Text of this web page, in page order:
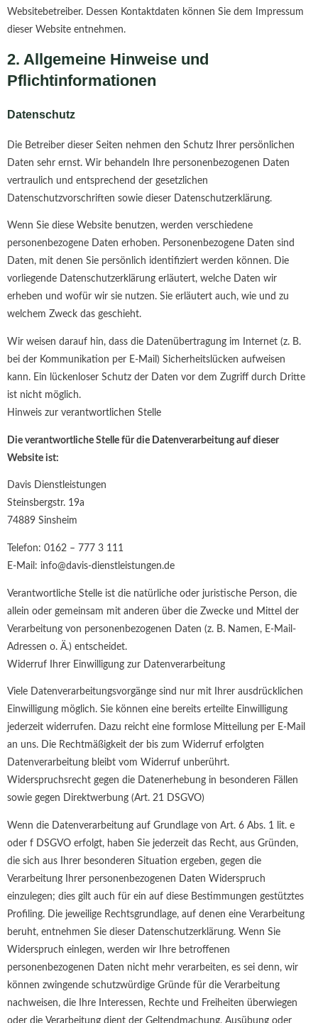
Websitebetreiber. Dessen Kontaktdaten können Sie dem Impressum
dieser Website entnehmen.
2. Allgemeine Hinweise und
Pflichtinformationen
Datenschutz
Die Betreiber dieser Seiten nehmen den Schutz Ihrer persönlichen
Daten sehr ernst. Wir behandeln Ihre personenbezogenen Daten
vertraulich und entsprechend der gesetzlichen
Datenschutzvorschriften sowie dieser Datenschutzerklärung.
Wenn Sie diese Website benutzen, werden verschiedene
personenbezogene Daten erhoben. Personenbezogene Daten sind
Daten, mit denen Sie persönlich identifiziert werden können. Die
vorliegende Datenschutzerklärung erläutert, welche Daten wir
erheben und wofür wir sie nutzen. Sie erläutert auch, wie und zu
welchem Zweck das geschieht.
Wir weisen darauf hin, dass die Datenübertragung im Internet (z. B.
bei der Kommunikation per E-Mail) Sicherheitslücken aufweisen
kann. Ein lückenloser Schutz der Daten vor dem Zugriff durch Dritte
ist nicht möglich.
Hinweis zur verantwortlichen Stelle
Die verantwortliche Stelle für die Datenverarbeitung auf dieser
Website ist:
Davis Dienstleistungen
Steinsbergstr. 19a
74889 Sinsheim
Telefon: 0162 – 777 3 111
E-Mail: info@davis-dienstleistungen.de
Verantwortliche Stelle ist die natürliche oder juristische Person, die
allein oder gemeinsam mit anderen über die Zwecke und Mittel der
Verarbeitung von personenbezogenen Daten (z. B. Namen, E-Mail-
Adressen o. Ä.) entscheidet.
Widerruf Ihrer Einwilligung zur Datenverarbeitung
Viele Datenverarbeitungsvorgänge sind nur mit Ihrer ausdrücklichen
Einwilligung möglich. Sie können eine bereits erteilte Einwilligung
jederzeit widerrufen. Dazu reicht eine formlose Mitteilung per E-Mail
an uns. Die Rechtmäßigkeit der bis zum Widerruf erfolgten
Datenverarbeitung bleibt vom Widerruf unberührt.
Widerspruchsrecht gegen die Datenerhebung in besonderen Fällen
sowie gegen Direktwerbung (Art. 21 DSGVO)
Wenn die Datenverarbeitung auf Grundlage von Art. 6 Abs. 1 lit. e
oder f DSGVO erfolgt, haben Sie jederzeit das Recht, aus Gründen,
die sich aus Ihrer besonderen Situation ergeben, gegen die
Verarbeitung Ihrer personenbezogenen Daten Widerspruch
einzulegen; dies gilt auch für ein auf diese Bestimmungen gestütztes
Profiling. Die jeweilige Rechtsgrundlage, auf denen eine Verarbeitung
beruht, entnehmen Sie dieser Datenschutzerklärung. Wenn Sie
Widerspruch einlegen, werden wir Ihre betroffenen
personenbezogenen Daten nicht mehr verarbeiten, es sei denn, wir
können zwingende schutzwürdige Gründe für die Verarbeitung
nachweisen, die Ihre Interessen, Rechte und Freiheiten überwiegen
oder die Verarbeitung dient der Geltendmachung, Ausübung oder